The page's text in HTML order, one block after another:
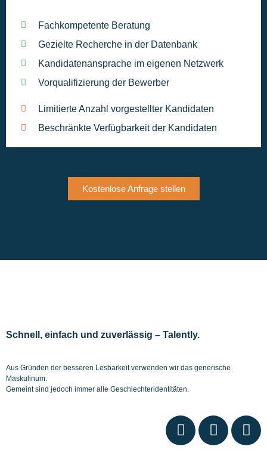
Fachkompetente Beratung
Gezielte Recherche in der Datenbank
Kandidatenansprache im eigenen Netzwerk
Vorqualifizierung der Bewerber
Limitierte Anzahl vorgestellter Kandidaten
Beschränkte Verfügbarkeit der Kandidaten
Kostenlose Anfrage stellen
Schnell, einfach und zuverlässig – Talently.
Aus Gründen der besseren Lesbarkeit verwenden wir das generische
Maskulinum.
Gemeint sind jedoch immer alle Geschlechteridentitäten.